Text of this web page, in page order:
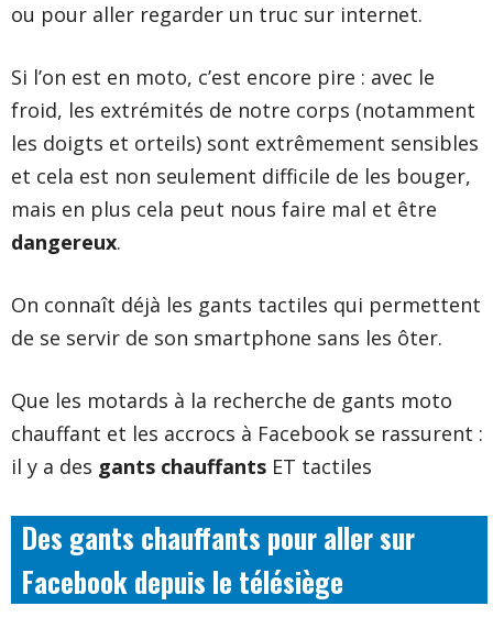
ou pour aller regarder un truc sur internet.
Si l’on est en moto, c’est encore pire : avec le
froid, les extrémités de notre corps (notamment
les doigts et orteils) sont extrêmement sensibles
et cela est non seulement difficile de les bouger,
mais en plus cela peut nous faire mal et être
dangereux.
On connaît déjà les gants tactiles qui permettent
de se servir de son smartphone sans les ôter.
Que les motards à la recherche de gants moto
chauffant et les accrocs à Facebook se rassurent :
il y a des gants chauffants ET tactiles
Des gants chauffants pour aller sur
Facebook depuis le télésiège